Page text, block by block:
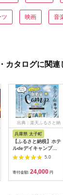
ツ 映画 音
カタログに関連
出典：楽天ふるさと納
兵庫県 太子町
【ふるさと納税】ホテ
ルdeデイキャンプ体
験チケット
【1364991】
5.0
寄付金額: 24,000 円